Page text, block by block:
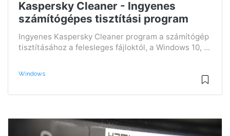
Kaspersky Cleaner - Ingyenes
számítógépes tisztítási program
Ingyenes Kaspersky Cleaner program a számítógép
tisztításához a felesleges fájloktól, a Windows 10, ...
Windows